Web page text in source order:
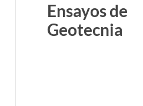
Ensayos de
Geotecnia